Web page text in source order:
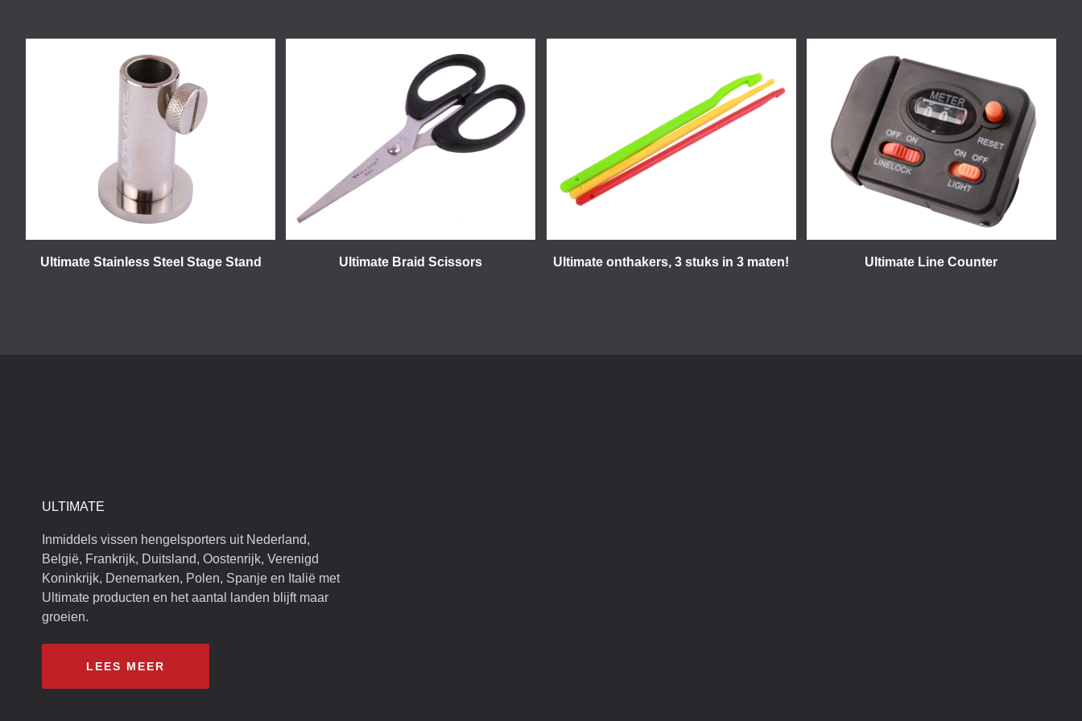
Ultimate Stainless Steel Stage Stand Ultimate Braid Scissors Ultimate onthakers, 3 stuks in 3 maten! Ultimate Line Counter
ULTIMATE
Inmiddels vissen hengelsporters uit Nederland,
België, Frankrijk, Duitsland, Oostenrijk, Verenigd
Koninkrijk, Denemarken, Polen, Spanje en Italië met
Ultimate producten en het aantal landen blijft maar
groeien.
LEES MEER